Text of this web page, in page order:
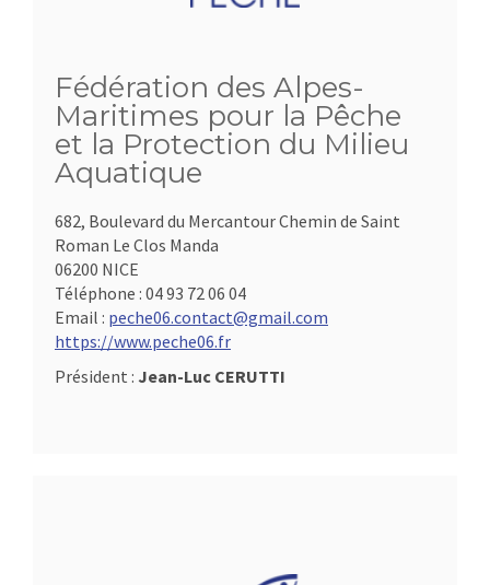
Fédération des Alpes-
Maritimes pour la Pêche
et la Protection du Milieu
Aquatique
682, Boulevard du Mercantour Chemin de Saint
Roman Le Clos Manda
06200 NICE
Téléphone : 04 93 72 06 04
Email : peche06.contact@gmail.com
https://www.peche06.fr
Président : Jean-Luc CERUTTI